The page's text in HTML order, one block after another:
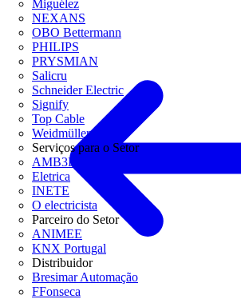
Miguélez
NEXANS
OBO Bettermann
PHILIPS
PRYSMIAN
Salicru
Schneider Electric
Signify
Top Cable
Weidmüller
Serviços para o Setor
AMB3E
Eletrica
INETE
O electricista
Parceiro do Setor
ANIMEE
KNX Portugal
Distribuidor
Bresimar Automação
FFonseca